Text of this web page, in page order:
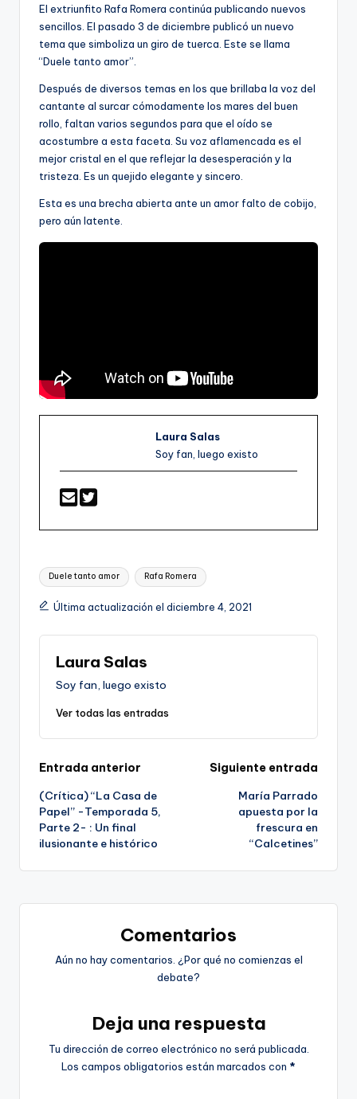
El extriunfito Rafa Romera continúa publicando nuevos
sencillos. El pasado 3 de diciembre publicó un nuevo
tema que simboliza un giro de tuerca. Este se llama
“Duele tanto amor”.
Después de diversos temas en los que brillaba la voz del
cantante al surcar cómodamente los mares del buen
rollo, faltan varios segundos para que el oído se
acostumbre a esta faceta. Su voz aflamencada es el
mejor cristal en el que reflejar la desesperación y la
tristeza. Es un quejido elegante y sincero.
Esta es una brecha abierta ante un amor falto de cobijo,
pero aún latente.
Laura Salas
Soy fan, luego existo
Etiquetas:
Duele tanto amor Rafa Romera
Última actualización el diciembre 4, 2021
Laura Salas
Soy fan, luego existo
Ver todas las entradas
Navegación
de
entradas
Entrada anterior
(Crítica) “La Casa de
Papel” -Temporada 5,
Parte 2- : Un final
ilusionante e histórico
Siguiente entrada
María Parrado
apuesta por la
frescura en
“Calcetines”
Comentarios
Aún no hay comentarios. ¿Por qué no comienzas el
debate?
Deja una respuesta
Tu dirección de correo electrónico no será publicada.
Los campos obligatorios están marcados con *